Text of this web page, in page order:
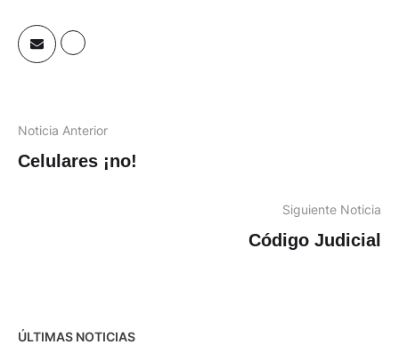
Noticia Anterior
Celulares ¡no!
Siguiente Noticia
Código Judicial
ÚLTIMAS NOTICIAS